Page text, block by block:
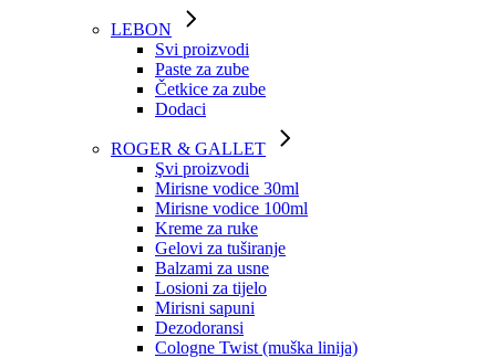
LEBON
Svi proizvodi
Paste za zube
Četkice za zube
Dodaci
ROGER & GALLET
Şvi proizvodi
Mirisne vodice 30ml
Mirisne vodice 100ml
Kreme za ruke
Gelovi za tuširanje
Balzami za usne
Losioni za tijelo
Mirisni sapuni
Dezodoransi
Cologne Twist (muška linija)